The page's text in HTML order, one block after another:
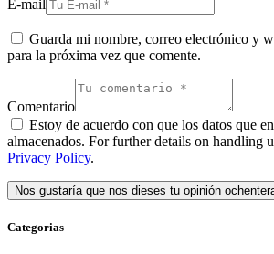
E-mail
Guarda mi nombre, correo electrónico y
para la próxima vez que comente.
Comentario
Estoy de acuerdo con que los datos que
almacenados. For further details on handling
Privacy Policy.
Categorias